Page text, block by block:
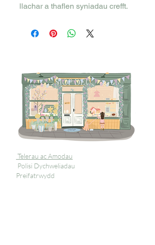
llachar a thaflen syniadau crefft.
Telerau ac Amodau
Polisi Dychweliadau
Preifatrwydd